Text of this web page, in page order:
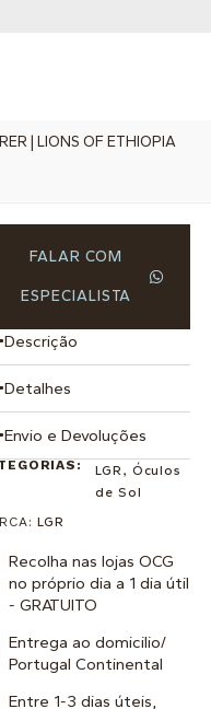
| LIONS OF ETHIOPIA
FALAR COM
ESPECIALISTA
Descrição
Detalhes
Envio e Devoluções
LGR , Óculos
de Sol
LGR
Recolha nas lojas OCG
no próprio dia a 1 dia útil
- GRATUITO
Entrega ao domicilio/
Portugal Continental
Entre 1-3 dias úteis,